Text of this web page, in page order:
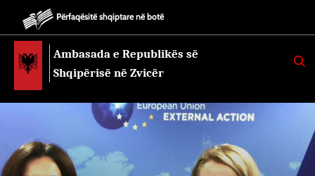
Përfaqësitë shqiptare në botë
Ambasada e Republikës së
Shqipërisë në Zvicër
K
E